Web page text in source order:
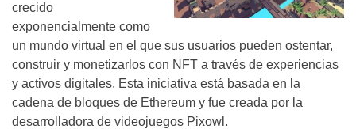
crecido
exponencialmente como
un mundo virtual en el que sus usuarios pueden ostentar,
construir y monetizarlos con NFT a través de experiencias
y activos digitales. Esta iniciativa está basada en la
cadena de bloques de Ethereum y fue creada por la
desarrolladora de videojuegos Pixowl.